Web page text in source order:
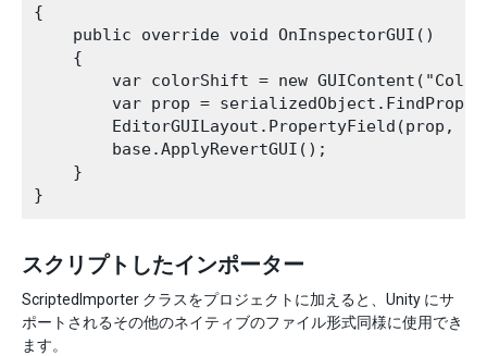
{
    public override void OnInspectorGUI()
    {
var colorShift = new
var prop =
EditorGUILayout.PropertyField(prop,
        base.ApplyRevertGUI();
    }
スクリプトしたインポーター
ScriptedImporter クラスをプロジェクトに加えると、Unity にサ
ポートされるその他のネイティブのファイル形式同様に使用でき
ます。